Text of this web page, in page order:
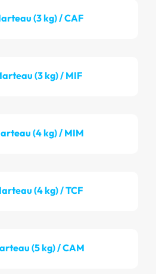
(3 kg) / CAF
(3 kg) / MIF
(4 kg) / MIM
(4 kg) / TCF
(5 kg) / CAM